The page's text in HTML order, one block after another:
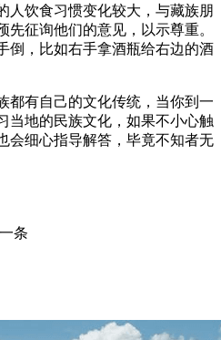
人饮食习惯变化较大，与藏族朋
征询他们的意见，以示尊重。
倒，比如右手拿酒瓶给右边的酒
都有自己的文化传统，当你到一
当地的民族文化，如果不小心触
会细心指导解答，毕竟不知者无
条